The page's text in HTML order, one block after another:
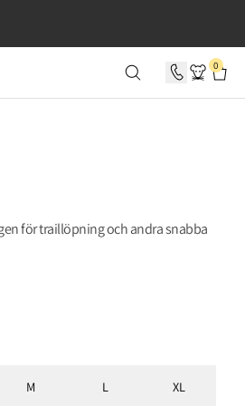
0
för traillöpning och andra snabba
M L XL